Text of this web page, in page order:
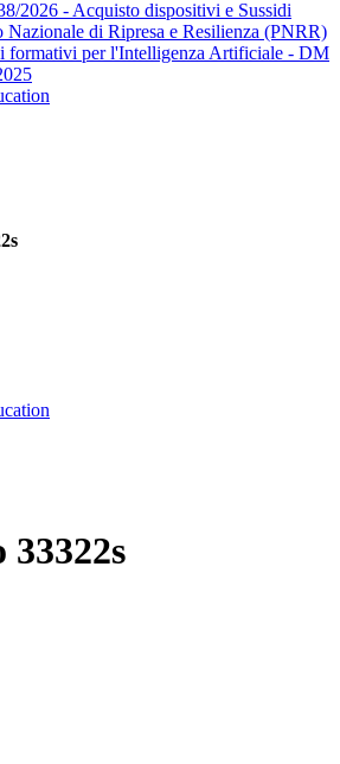
2026 - Acquisto dispositivi e Sussidi
Nazionale di Ripresa e Resilienza (PNRR)
formativi per l'Intelligenza Artificiale - DM
33322s